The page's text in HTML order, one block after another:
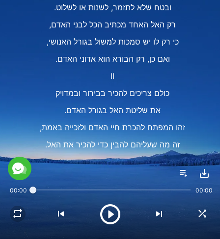
ובטח שלא לתזמר, לשנות או לשלוט.
רק האל האחד מכתיב הכל לבני האדם,
כי רק לו יש סמכות למשול בגורל האנושי,
ואם כן, רק הבורא הוא אדוני האדם.
II
כולם צריכים להכיר בבירור ובמדויק
את שליטת האל בגורל האדם.
זהו המפתח להכרת חיי האדם ולזכייה באמת,
זה מה שעליהם להבין כדי להכיר את האל.
זו המטרה, ואין קיצורי דרך.
ובטח שלא לתזמר, לשנות או לשלוט.
00:00 00:00